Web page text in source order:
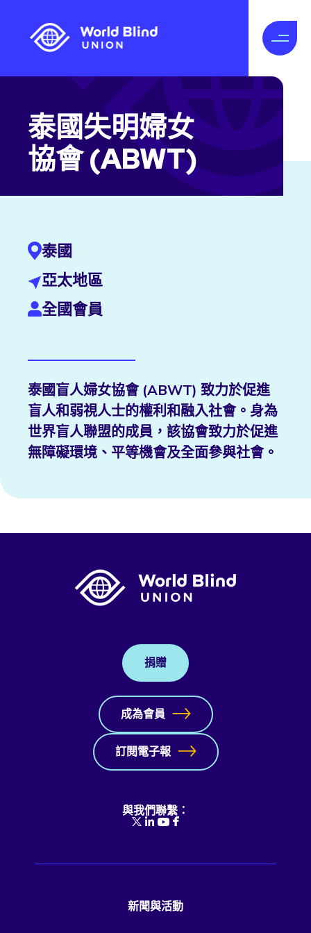
泰國失明婦女
協會 (ABWT)
泰國
亞太地區
全國會員
泰國盲人婦女協會 (ABWT) 致力於促進
盲人和弱視人士的權利和融入社會。身為
世界盲人聯盟的成員，該協會致力於促進
無障礙環境、平等機會及全面參與社會。
捐贈
成為會員
訂閱電子報
與我們聯繫：
新聞與活動